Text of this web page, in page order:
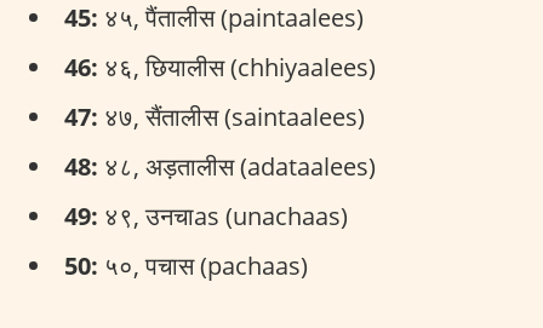
45: ४५, पैंतालीस (paintaalees)
46: ४६, छियालीस (chhiyaalees)
47: ४७, सैंतालीस (saintaalees)
48: ४८, अड़तालीस (adataalees)
49: ४९, उनचाas (unachaas)
50: ५०, पचास (pachaas)